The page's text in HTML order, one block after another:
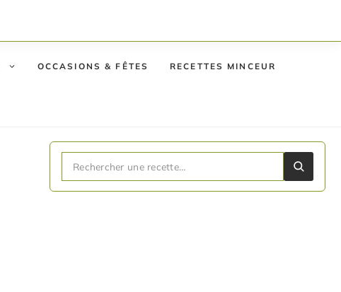
OCCASIONS & FÊTES RECETTES MINCEUR